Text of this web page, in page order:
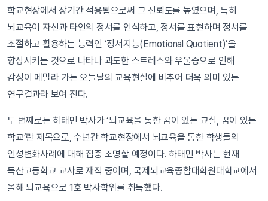
학교현장에서 장기간 적용됨으로써 그 신뢰도를 높였으며, 특히
뇌교육이 자신과 타인의 정서를 인식하고, 정서를 표현하며 정서를
조절하고 활용하는 능력인 ‘정서지능(Emotional Quotient)’을
향상시키는 것으로 나타나 과도한 스트레스와 우울증으로 인해
감성이 메말라 가는 오늘날의 교육현실에 비추어 더욱 의미 있는
연구결과라 보여 진다.
두 번째로는 하태민 박사가 ‘뇌교육을 통한 꿈이 있는 교실, 꿈이 있는
학교’란 제목으로, 수년간 학교현장에서 뇌교육을 통한 학생들의
인성변화사례에 대해 집중 조명할 예정이다. 하태민 박사는 현재
독산고등학교 교사로 재직 중이며, 국제뇌교육종합대학원대학교에서
올해 뇌교육으로 1호 박사학위를 취득했다.